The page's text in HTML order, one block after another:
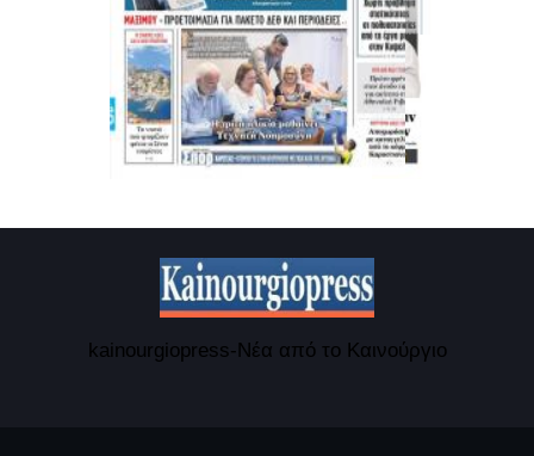
kainourgiopress-Νέα από το Καινούργιο